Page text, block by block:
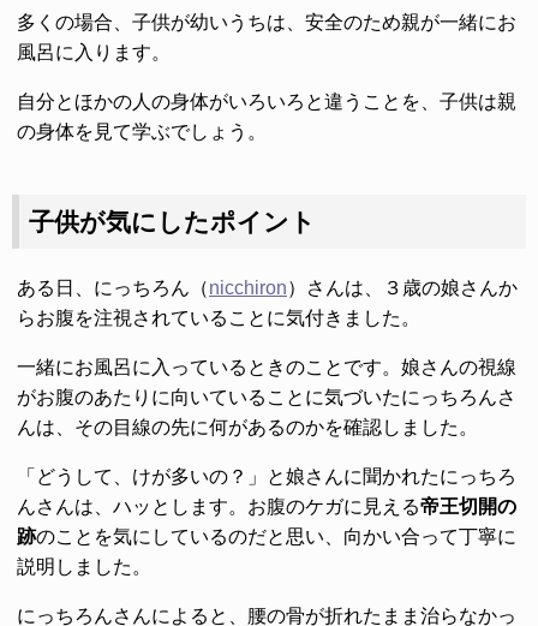
多くの場合、子供が幼いうちは、安全のため親が一緒にお
風呂に入ります。
自分とほかの人の身体がいろいろと違うことを、子供は親
の身体を見て学ぶでしょう。
子供が気にしたポイント
ある日、にっちろん（nicchiron）さんは、３歳の娘さんか
らお腹を注視されていることに気付きました。
一緒にお風呂に入っているときのことです。娘さんの視線
がお腹のあたりに向いていることに気づいたにっちろんさ
んは、その目線の先に何があるのかを確認しました。
「どうして、けが多いの？」と娘さんに聞かれたにっちろ
んさんは、ハッとします。お腹のケガに見える帝王切開の
跡のことを気にしているのだと思い、向かい合って丁寧に
説明しました。
にっちろんさんによると、腰の骨が折れたまま治らなかっ